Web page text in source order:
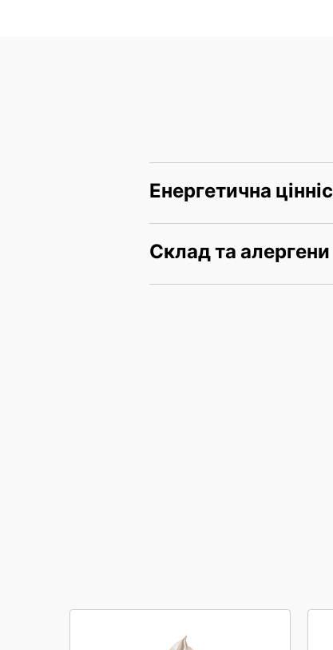
Енергетична
Склад та алергени